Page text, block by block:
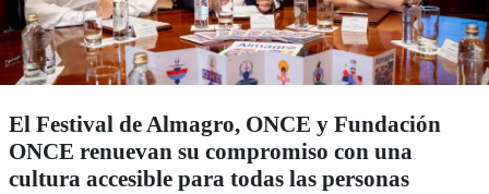
El Festival de Almagro, ONCE y Fundación
ONCE renuevan su compromiso con una
cultura accesible para todas las personas